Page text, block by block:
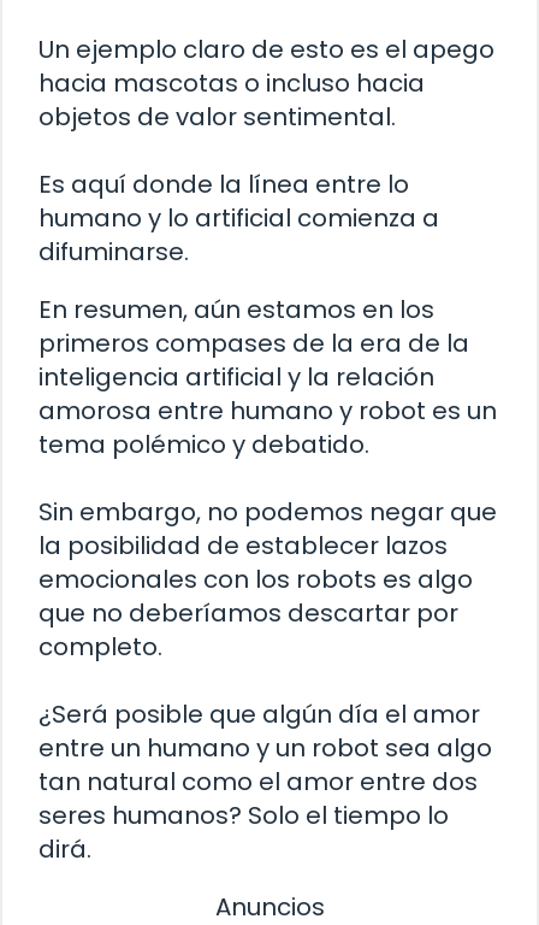
Un ejemplo claro de esto es el apego
hacia mascotas o incluso hacia
objetos de valor sentimental.
Es aquí donde la línea entre lo
humano y lo artificial comienza a
difuminarse.
En resumen, aún estamos en los
primeros compases de la era de la
inteligencia artificial y la relación
amorosa entre humano y robot es un
tema polémico y debatido.
Sin embargo, no podemos negar que
la posibilidad de establecer lazos
emocionales con los robots es algo
que no deberíamos descartar por
completo.
¿Será posible que algún día el amor
entre un humano y un robot sea algo
tan natural como el amor entre dos
seres humanos? Solo el tiempo lo
dirá.
Anuncios